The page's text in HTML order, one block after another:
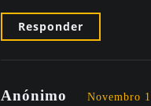
Responder
Anónimo Novembro